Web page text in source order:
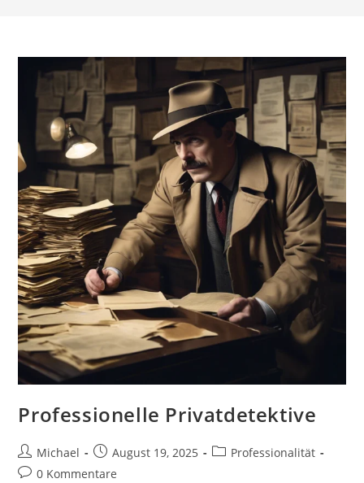
Professionelle Privatdetektive
Beitrags-
Autor:
Michael
Beitrag
veröffentlicht:
August 19, 2025
Beitrags-
Professionalität
Beitrags-
0 Kommentare